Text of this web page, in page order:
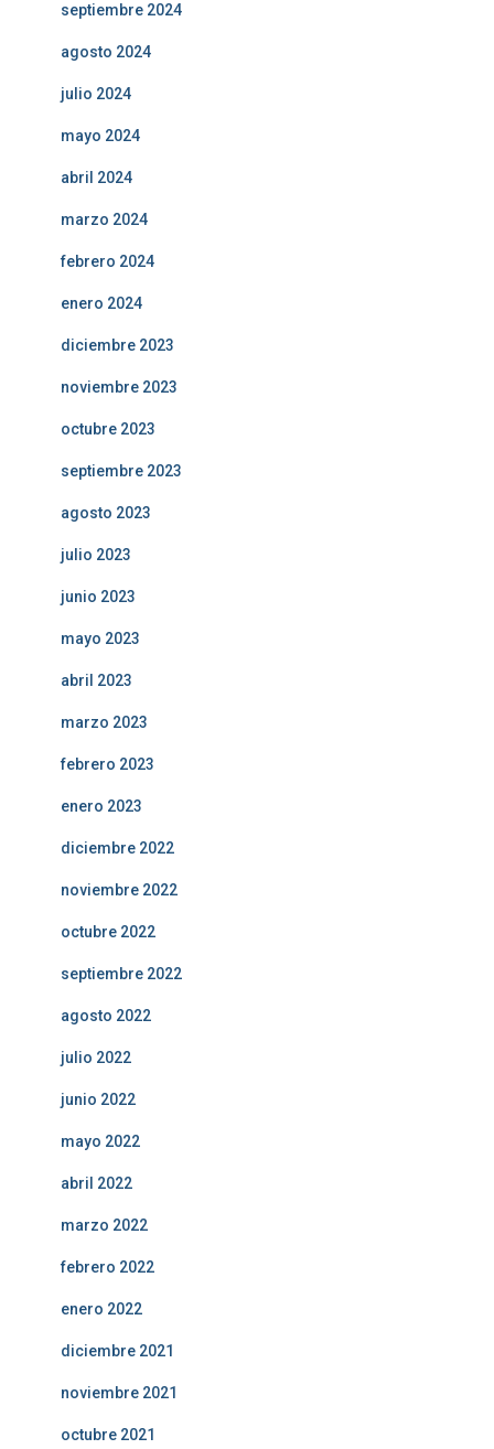
septiembre 2024
agosto 2024
julio 2024
mayo 2024
abril 2024
marzo 2024
febrero 2024
enero 2024
diciembre 2023
noviembre 2023
octubre 2023
septiembre 2023
agosto 2023
julio 2023
junio 2023
mayo 2023
abril 2023
marzo 2023
febrero 2023
enero 2023
diciembre 2022
noviembre 2022
octubre 2022
septiembre 2022
agosto 2022
julio 2022
junio 2022
mayo 2022
abril 2022
marzo 2022
febrero 2022
enero 2022
diciembre 2021
noviembre 2021
octubre 2021